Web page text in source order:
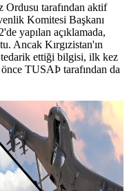
Ordusu tarafından aktif
Komitesi Başkanı
yapılan açıklamada,
Ancak Kırgızistan'ın
ettiği bilgisi, ilk kez
TUSAÞ tarafından da